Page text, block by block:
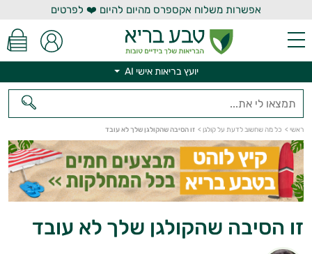
אפשרות משלוח אקספרס מהיום להיום ❤️ לפרטים
יועץ בריאות אישי AI
ראשי > כל מה שחשוב לדעת על קולגן > זו הסיבה שהקולגן שלך לא עובד
זו הסיבה שהקולגן שלך לא עובד
יועץ בריאות אישי AI